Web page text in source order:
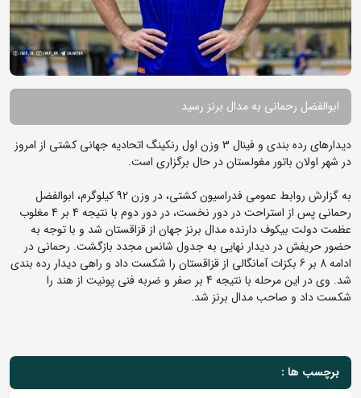
ابوالفضل رحمانی به مدال برنز رسید
دیدارهای رده بندی و فینال 3 وزن اول رنکینگ اتحادیه جهانی کشتی از امروز
در شهر اولان باتور مغولستان در حال برگزاری است.
به گزارش روابط عمومی فدراسیون کشتی، در وزن 92 کیلوگرم، ابوالفضل
رحمانی پس از استراحت در دور نخست، در دور دوم با نتیجه 4 بر 4 مغلوب
عظمت دولت بیکوف دارنده مدال برنز جهان از قزاقستان شد و با توجه به
حضور حریفش در دیدار نهایی به جدول شانس مجدد بازگشت. رحمانی در
ادامه 8 بر 6 بکزات آمانگالی از قزاقستان را شکست داد و راهی دیدار رده بندی
شد. وی در این مرحله با نتیجه 4 بر صفر و ضربه فنی پونیت از هند را
شکست داد و صاحب مدال برنز شد.
برچسب ها :